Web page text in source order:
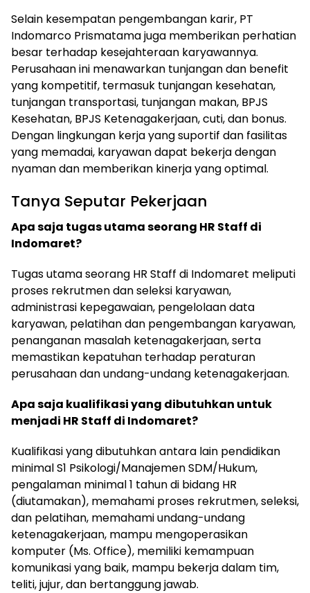
Selain kesempatan pengembangan karir, PT
Indomarco Prismatama juga memberikan perhatian
besar terhadap kesejahteraan karyawannya.
Perusahaan ini menawarkan tunjangan dan benefit
yang kompetitif, termasuk tunjangan kesehatan,
tunjangan transportasi, tunjangan makan, BPJS
Kesehatan, BPJS Ketenagakerjaan, cuti, dan bonus.
Dengan lingkungan kerja yang suportif dan fasilitas
yang memadai, karyawan dapat bekerja dengan
nyaman dan memberikan kinerja yang optimal.
Tanya Seputar Pekerjaan
Apa saja tugas utama seorang HR Staff di
Indomaret?
Tugas utama seorang HR Staff di Indomaret meliputi
proses rekrutmen dan seleksi karyawan,
administrasi kepegawaian, pengelolaan data
karyawan, pelatihan dan pengembangan karyawan,
penanganan masalah ketenagakerjaan, serta
memastikan kepatuhan terhadap peraturan
perusahaan dan undang-undang ketenagakerjaan.
Apa saja kualifikasi yang dibutuhkan untuk
menjadi HR Staff di Indomaret?
Kualifikasi yang dibutuhkan antara lain pendidikan
minimal S1 Psikologi/Manajemen SDM/Hukum,
pengalaman minimal 1 tahun di bidang HR
(diutamakan), memahami proses rekrutmen, seleksi,
dan pelatihan, memahami undang-undang
ketenagakerjaan, mampu mengoperasikan
komputer (Ms. Office), memiliki kemampuan
komunikasi yang baik, mampu bekerja dalam tim,
teliti, jujur, dan bertanggung jawab.